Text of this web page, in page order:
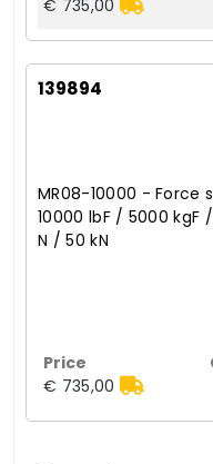
€ 735,00
139894
MR08-10000 - Force
10000 lbF / 5000 kgF
N / 50 kN
€ 735,00